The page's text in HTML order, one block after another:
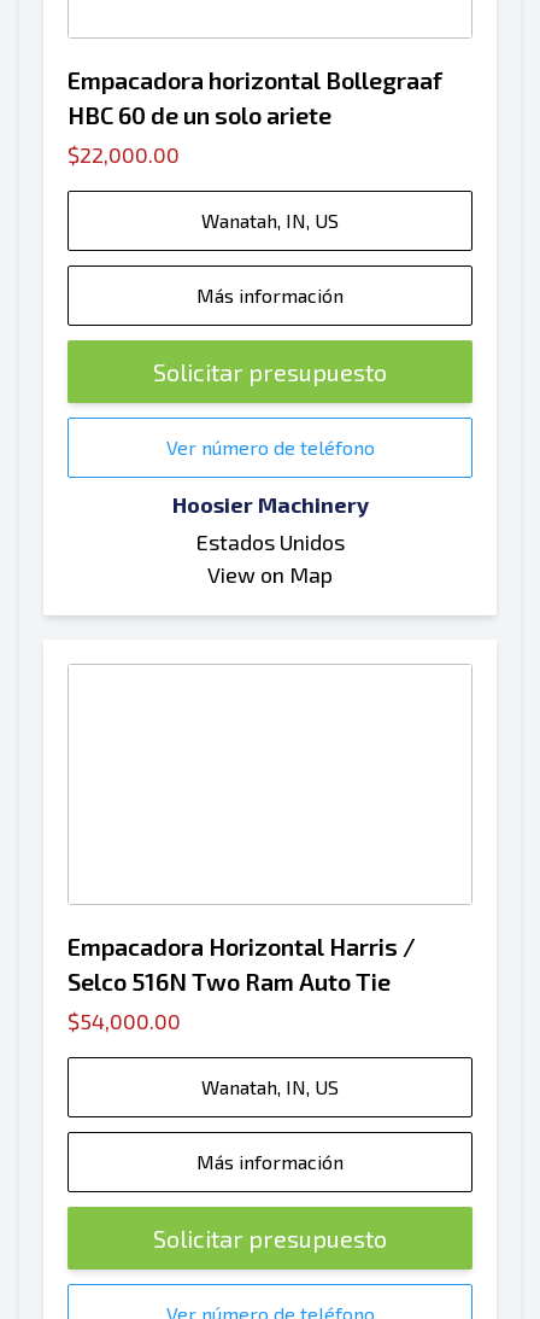
Empacadora horizontal Bollegraaf
HBC 60 de un solo ariete
$22,000.00
Wanatah, IN, US
Más información
Solicitar presupuesto
Ver número de teléfono
Hoosier Machinery
Estados Unidos
View on Map
Empacadora Horizontal Harris /
Selco 516N Two Ram Auto Tie
$54,000.00
Wanatah, IN, US
Más información
Solicitar presupuesto
Ver número de teléfono